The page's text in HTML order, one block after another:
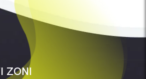
ZONI